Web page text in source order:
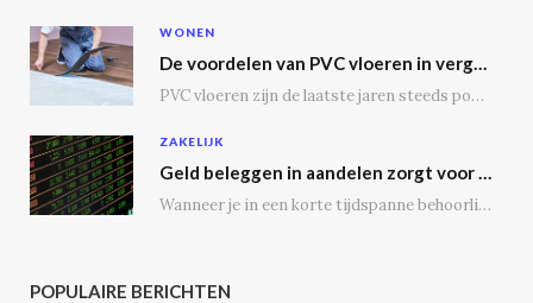
WONEN
De voordelen van PVC vloeren in vergelijking met houten vloeren
PVC vloeren zijn de laatste jaren steeds populairder geworden, en dat is niet zonder reden.…
ZAKELIJK
Geld beleggen in aandelen zorgt voor een passief inkomen
Wanneer je in een korte tijdspanne behoorlijke winst wil maken, is het geen slecht idee…
POPULAIRE BERICHTEN